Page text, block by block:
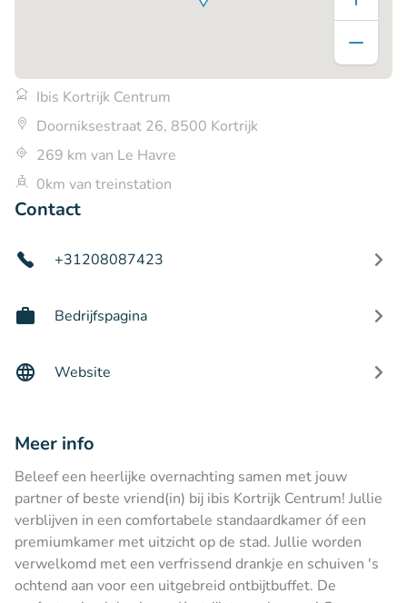
Ibis Kortrijk Centrum
Doorniksestraat 26, 8500 Kortrijk
269 km van Le Havre
0km van treinstation
Contact
+31208087423
Bedrijfspagina
Website
Meer info
Beleef een heerlijke overnachting samen met jouw
partner of beste vriend(in) bij ibis Kortrijk Centrum! Jullie
verblijven in een comfortabele standaardkamer óf een
premiumkamer met uitzicht op de stad. Jullie worden
verwelkomd met een verfrissend drankje en schuiven 's
ochtend aan voor een uitgebreid ontbijtbuffet. De